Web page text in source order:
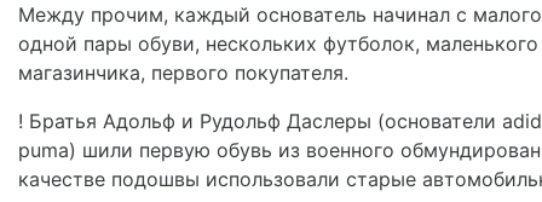
Между прочим, каждый основатель начинал с
одной пары обуви, нескольких футболок, маленького
магазинчика, первого покупателя.
! Братья Адольф и Рудольф Даслеры (основатели
puma) шили первую обувь из военного
качестве подошвы использовали старые